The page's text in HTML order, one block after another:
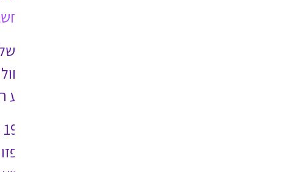
בכלל והאשפוז בטיפול נמרץ בכלל לפי גיל ולפי